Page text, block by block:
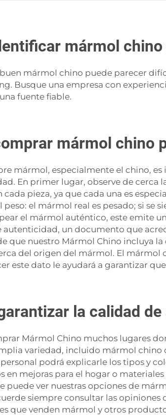
mármol
mármol chino puede parecer
Busque una empresa con
fuente fiable.
mármol chino
mármol, especialmente el chino,
En primer lugar, observe de cerca
cada pieza, ya que cada una es
el mármol real es pesado; si se
el mármol auténtico, este emite
un documento que
que nuestro Mármol Chino incluya la
del origen del mármol. El mármol
este dato le ayudará a garantizar
la calidad
Mármol Chino muchos lugares
variedad, incluido mármol chino
podrá explicarle los tipos y
en mejoras para el hogar o
puede ver nuestras opciones de
siempre consultar las opiniones
que venden mármol y otros